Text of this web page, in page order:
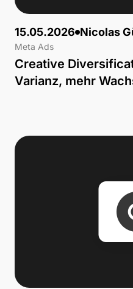
15.05.2026 Nicolas
Meta Ads
Creative
Varianz, mehr